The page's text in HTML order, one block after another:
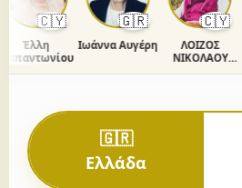
🇨🇾
Έλλη
🇬🇷
Ιωάννα Αυγέρη
🇨🇾
ΛΟΙΖΟΣ
ΝΙΚΟΛΑΟΥ
🇬🇷
Ελλάδα